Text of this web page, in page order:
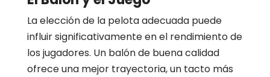
La elección de la pelota adecuada puede
influir significativamente en el rendimiento de
los jugadores. Un balón de buena calidad
ofrece una mejor trayectoria, un tacto más